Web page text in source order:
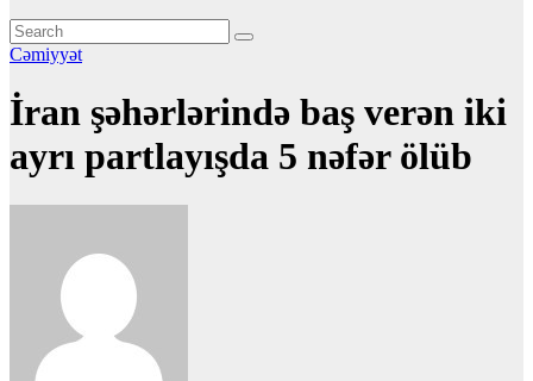
Cəmiyyət
İran şəhərlərində baş verən iki
ayrı partlayışda 5 nəfər ölüb